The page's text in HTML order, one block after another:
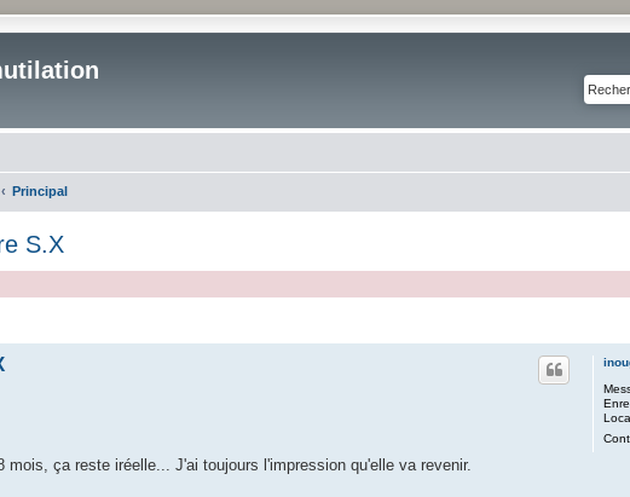
Principal
S.X
ça reste iréelle... J'ai toujours l'impression qu'elle va revenir.